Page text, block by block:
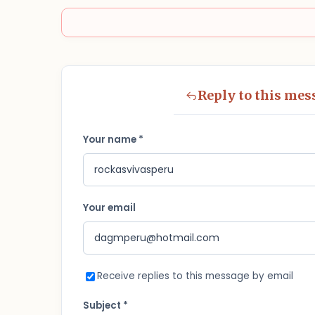
Reply to this
Your name *
Your email
Receive replies to this message by email
Subject *